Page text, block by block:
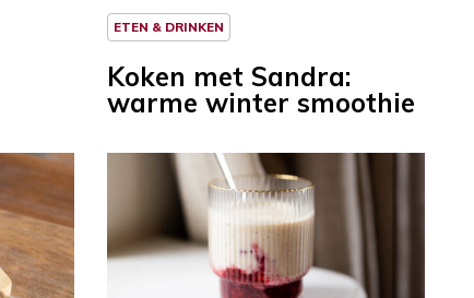
ETEN & DRINKEN
Koken met Sandra:
warme winter smoothie